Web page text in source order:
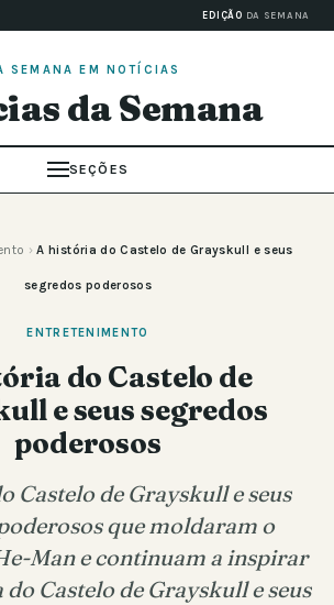
EDIÇÃO DA SEMANA
SEMANA EM NOTÍCIAS
da Semana
SEÇÕES
› A história do Castelo de Grayskull e seus
segredos poderosos
ENTRETENIMENTO
do Castelo de
e seus segredos
poderosos
Castelo de Grayskull e seus
que moldaram o
Man e continuam a inspirar
Castelo de Grayskull e seus